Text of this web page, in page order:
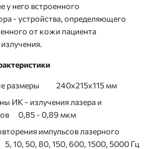
у него встроенного
- устройства, определяющего
от кожи пациента
размеры 240х215х115 мм
ИК - излучения лазера и
0,85 - 0,89 мкм
импульсов лазерного
5, 10, 50, 80, 150, 600, 1500, 5000 Гц